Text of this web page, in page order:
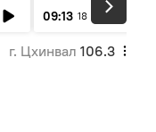
09:13 18 мин
г. Цхинвал 106.3